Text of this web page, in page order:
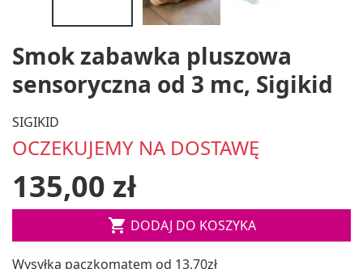
Smok zabawka pluszowa
sensoryczna od 3 mc, Sigikid
SIGIKID
OCZEKUJEMY NA DOSTAWĘ
135,00 zł
 DODAJ DO KOSZYKA
Wysyłka paczkomatem od 13,70zł